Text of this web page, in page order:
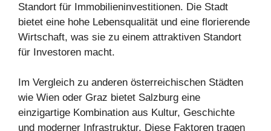
Standort für Immobilieninvestitionen. Die Stadt
bietet eine hohe Lebensqualität und eine florierende
Wirtschaft, was sie zu einem attraktiven Standort
für Investoren macht.
Im Vergleich zu anderen österreichischen Städten
wie Wien oder Graz bietet Salzburg eine
einzigartige Kombination aus Kultur, Geschichte
und moderner Infrastruktur. Diese Faktoren tragen